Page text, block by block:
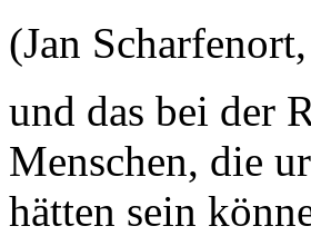
(Jan
und das bei der
Menschen, die
hätten sein